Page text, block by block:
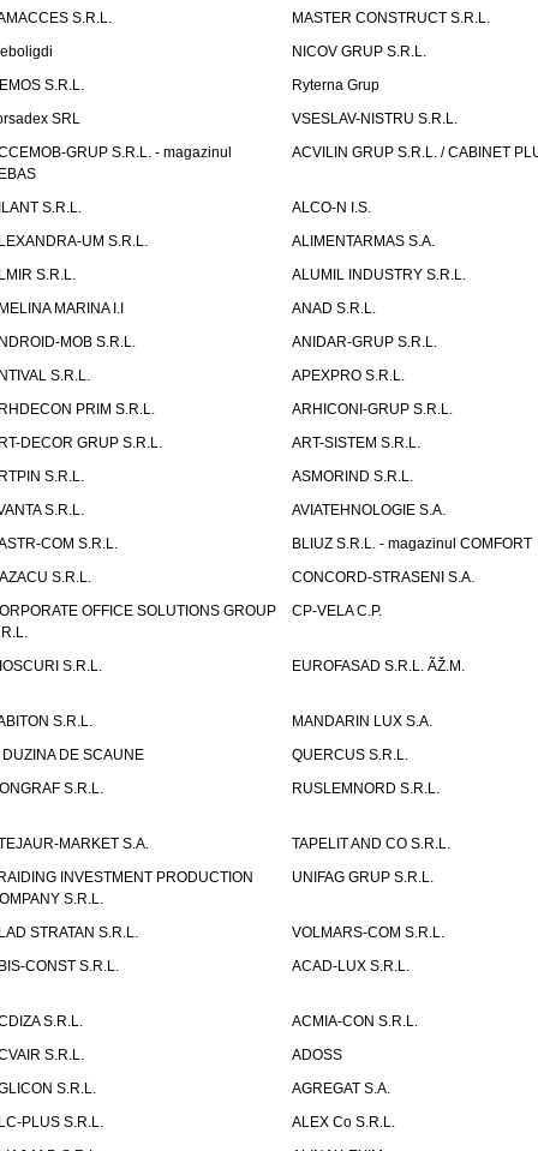
S.R.L.
MASTER CONSTRUCT S.R.L.
NICOV GRUP S.R.L.
S.R.L.
Ryterna Grup
SRL
VSESLAV-NISTRU S.R.L.
GRUP S.R.L. - magazinul
ACVILIN GRUP S.R.L. / CABINET
S.R.L.
ALCO-N I.S.
UM S.R.L.
ALIMENTARMAS S.A.
S.R.L.
ALUMIL INDUSTRY S.R.L.
MARINA I.I
ANAD S.R.L.
MOB S.R.L.
ANIDAR-GRUP S.R.L.
S.R.L.
APEXPRO S.R.L.
PRIM S.R.L.
ARHICONI-GRUP S.R.L.
DECOR GRUP S.R.L.
ART-SISTEM S.R.L.
S.R.L.
ASMORIND S.R.L.
S.R.L.
AVIATEHNOLOGIE S.A.
COM S.R.L.
BLIUZ S.R.L. - magazinul COMFORT
S.R.L.
CONCORD-STRASENI S.A.
OFFICE SOLUTIONS GROUP
CP-VELA C.P.
S.R.L. EUROFASAD S.R.L. ÃŽ.M.
S.R.L.
MANDARIN LUX S.A.
DUZINA DE SCAUNE
QUERCUS S.R.L.
S.R.L.
RUSLEMNORD S.R.L.
MARKET S.A.
TAPELIT AND CO S.R.L.
INVESTMENT PRODUCTION
S.R.L.
UNIFAG GRUP S.R.L.
STRATAN S.R.L.
VOLMARS-COM S.R.L.
CONST S.R.L.
ACAD-LUX S.R.L.
S.R.L.
ACMIA-CON S.R.L.
S.R.L.
ADOSS
S.R.L.
AGREGAT S.A.
PLUS S.R.L.
ALEX Co S.R.L.